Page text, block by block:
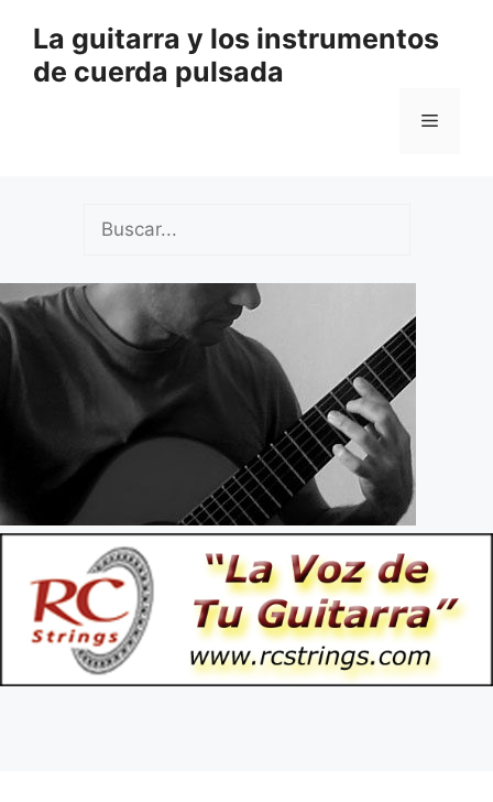
contenido
La guitarra y los instrumentos
de cuerda pulsada
Menú